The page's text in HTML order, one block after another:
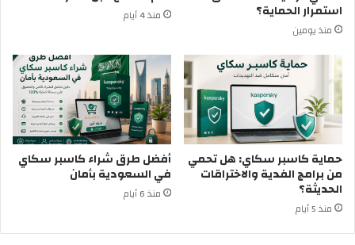
استمرار الحماية؟
منذ يومين
منذ 4 أيام
حماية كاسبر سكاي: هل تحمي
من برامج الفدية والاختراقات
الحديثة؟
منذ 5 أيام
أفضل طرق شراء كاسبر سكاي
في السعودية بأمان
منذ 6 أيام